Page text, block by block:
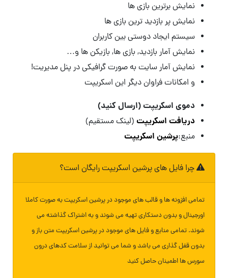
نمایش برترین بازی ها
نمایش پر بازدید ترین بازی ها
سیستم ایجاد دوستی بین کاربران
نمایش آمار بازدید, بازی ها, بازیکن ها و…
نمایش آمار سایت به صورت گرافیکی در پنل مدیریت!
و امکانات فراوان دیگر این اسکریپت
دموی اسکریپت (ارسال کنید)
دریافت اسکریپت (لینک مستقیم)
منبع:پرشین اسکریپت
چرا فایل های پرشین اسکریپت رایگان است؟
تمامی افزونه ها و قالب های موجود در پرشین اسکریپت به صورت کاملا
اورجینال و بدون دستکاری تهیه می شوند و به اشتراک گذاشته می
شوند. تمامی منابع و فایل های موجود در پرشین اسکریپت متن باز و
بدون قفل گذاری می باشد و شما می توانید از سلامت کدهای درون
سورس ها اطمینان حاصل کنید